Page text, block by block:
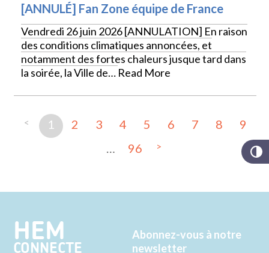
[ANNULÉ] Fan Zone équipe de France
Vendredi 26 juin 2026 [ANNULATION] En raison
des conditions climatiques annoncées, et
notamment des fortes chaleurs jusque tard dans
la soirée, la Ville de… Read More
< 1 2 3 4 5 6 7 8
9
96 >
HEM
CONNECTE
Abonnez-vous à notre
newsletter